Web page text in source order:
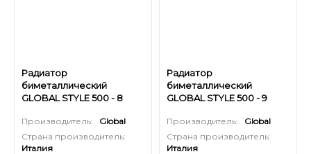
Радиатор
биметаллический
GLOBAL STYLE 500 - 8
Производитель:
Global
Страна производитель:
Италия
Радиатор
биметаллический
GLOBAL STYLE 500 - 9
Производитель:
Global
Страна производитель:
Италия